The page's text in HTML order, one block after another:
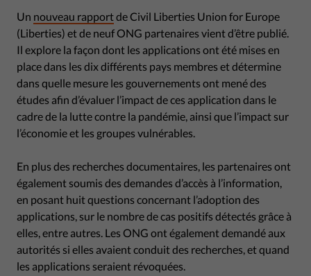
Un nouveau rapportde Civil Liberties Union for Europe
(Liberties) et de neuf ONG partenaires vient d’être publié.
Il explore la façon dont les applications ont été mises en
place dans les dix différents pays membres et détermine
dans quelle mesure les gouvernements ont mené des
études afin d’évaluer l’impact de ces application dans le
cadre de la lutte contre la pandémie, ainsi que l’impact sur
l’économie et les groupes vulnérables.
En plus des recherches documentaires, les partenaires ont
également soumis des demandes d’accès à l’information,
en posant huit questions concernant l’adoption des
applications, sur le nombre de cas positifs détectés grâce à
elles, entre autres. Les ONG ont également demandé aux
autorités si elles avaient conduit des recherches, et quand
les applications seraient révoquées.